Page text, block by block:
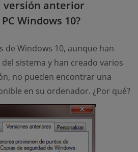
versión anterior
Windows 10?
de Windows 10, aunque han
sistema y han creado varios
no pueden encontrar una
en su ordenador. ¿Por qué?